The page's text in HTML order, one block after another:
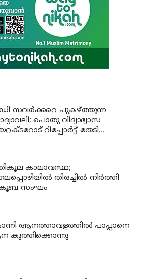
ഡി സവര്‍ക്കറെ പുകഴ്ത്തുന്ന
പൊതു വിദ്യാഭ്യാസ
റിപ്പോര്‍ട്ട് തേടി
കാലാവസ്ഥ;
തിരച്ചില്‍ നിര്‍ത്തി
സംഘം
ആനത്താവളത്തില്‍ പാപ്പാനെ
കുത്തിക്കൊന്നു